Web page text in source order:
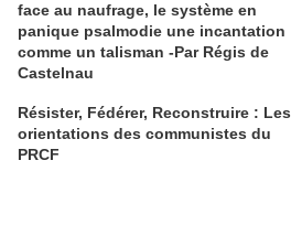
face au naufrage, le système en
panique psalmodie une incantation
comme un talisman -Par Régis de
Castelnau
Résister, Fédérer, Reconstruire : Les
orientations des communistes du
PRCF